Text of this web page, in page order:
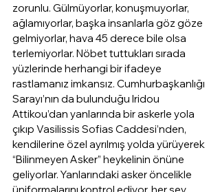
zorunlu. Gülmüyorlar, konuşmuyorlar,
ağlamıyorlar, başka insanlarla göz göze
gelmiyorlar, hava 45 derece bile olsa
terlemiyorlar. Nöbet tuttukları sırada
yüzlerinde herhangi bir ifadeye
rastlamanız imkansız. Cumhurbaşkanlığı
Sarayı’nın da bulunduğu Iridou
Attikou’dan yanlarında bir askerle yola
çıkıp Vasilissis Sofias Caddesi’nden,
kendilerine özel ayrılmış yolda yürüyerek
“Bilinmeyen Asker” heykelinin önüne
geliyorlar. Yanlarındaki asker öncelikle